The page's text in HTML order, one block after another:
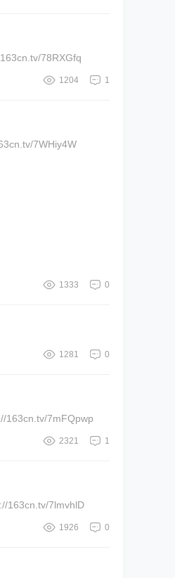
78RXGfq
1
1204
7WHiy4W
0
1333
0
1281
163cn.tv/7mFQpwp
1
2321
163cn.tv/7lmvhlD
0
1926